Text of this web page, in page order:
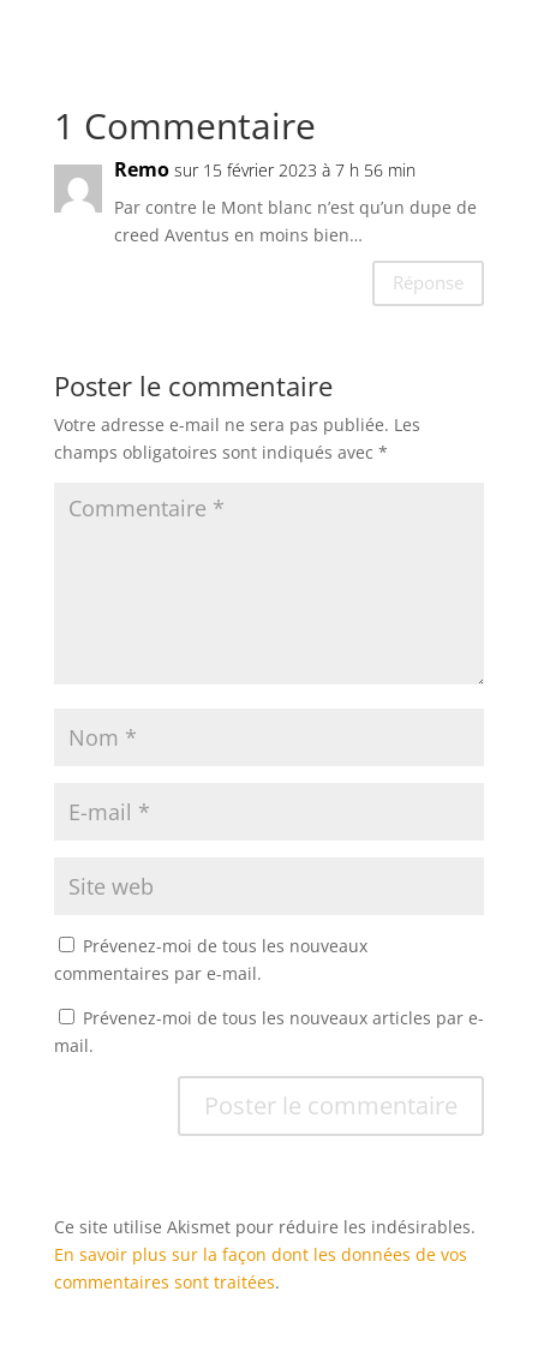
1 Commentaire
Remo sur 15 février 2023 à 7 h 56 min
Par contre le Mont blanc n’est qu’un dupe de
creed Aventus en moins bien…
Réponse
Poster le commentaire
Votre adresse e-mail ne sera pas publiée. Les
champs obligatoires sont indiqués avec *
Prévenez-moi de tous les nouveaux
commentaires par e-mail.
Prévenez-moi de tous les nouveaux articles par e-
mail.
Ce site utilise Akismet pour réduire les indésirables.
En savoir plus sur la façon dont les données de vos
commentaires sont traitées.